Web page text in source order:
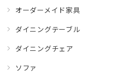
オーダーメイド家具
ダイニングテーブル
ダイニングチェア
ソファ